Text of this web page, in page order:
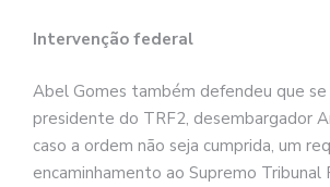
Intervenção federal
Abel Gomes também defendeu que se
presidente do TRF2, desembargador
caso a ordem não seja cumprida, um
encaminhamento ao Supremo Tribunal